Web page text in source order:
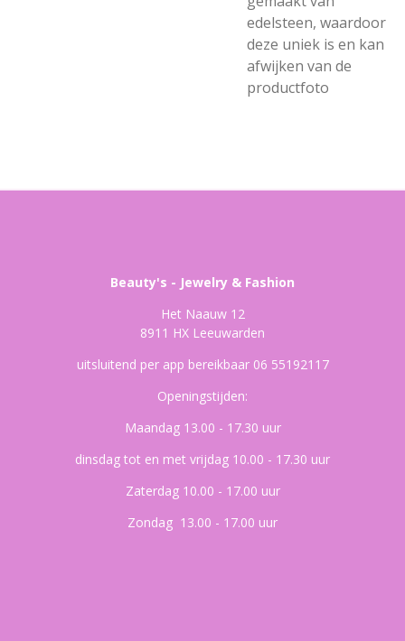
edelsteen, waardoor
deze uniek is en kan
afwijken van de
productfoto
Beauty's - Jewelry & Fashion
Het Naauw 12
8911 HX Leeuwarden
uitsluitend per app bereikbaar 06 55192117
Openingstijden:
Maandag 13.00 - 17.30 uur
dinsdag tot en met vrijdag 10.00 - 17.30 uur
Zaterdag 10.00 - 17.00 uur
Zondag 13.00 - 17.00 uur